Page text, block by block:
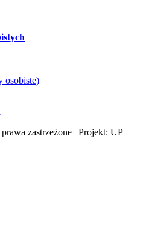
osobiste)
zastrzeżone | Projekt: UP